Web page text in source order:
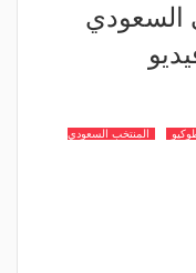
السعودي
المنتخب السعودي